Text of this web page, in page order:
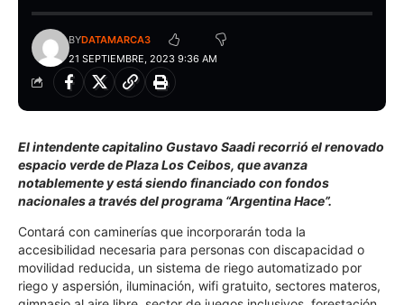
21 SEPTIEMBRE, 2023 9:36 AM
BYDATAMARCA3
El intendente capitalino Gustavo Saadi recorrió el renovado
espacio verde de Plaza Los Ceibos, que avanza
notablemente y está siendo financiado con fondos
nacionales a través del programa “Argentina Hace”.
Contará con caminerías que incorporarán toda la
accesibilidad necesaria para personas con discapacidad o
movilidad reducida, un sistema de riego automatizado por
riego y aspersión, iluminación, wifi gratuito, sectores materos,